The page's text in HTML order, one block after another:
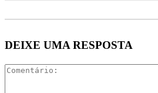
DEIXE UMA RESPOSTA